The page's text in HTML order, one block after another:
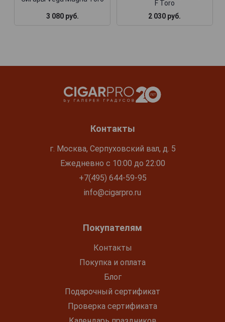
3 080 руб.
F Toro
2 030 руб.
Контакты
г. Москва, Серпуховский вал, д. 5
Ежедневно с 10:00 до 22:00
+7(495) 644-59-95
info@cigarpro.ru
Покупателям
Контакты
Покупка и оплата
Блог
Подарочный сертификат
Проверка сертификата